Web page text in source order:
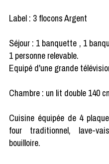
Label : 3 flocons Argent
Séjour : 1 banquette , 1
1 personne relevable.
Equipé d'une grande
Chambre : un lit double 140
Cuisine équipée de 4
four traditionnel, lave-
bouilloire.